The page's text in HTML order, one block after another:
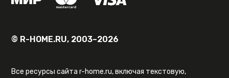
© R-HOME.RU, 2003–2026
Все ресурсы сайта r-home.ru, включая текстовую,